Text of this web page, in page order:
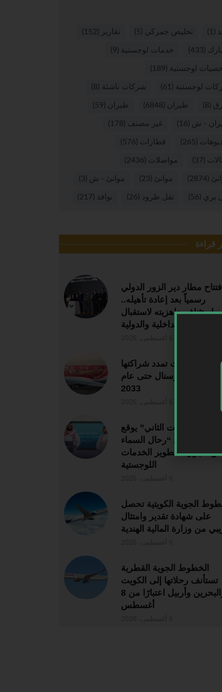
(1) تخليص جمركي (5) تقارير (152)
(433) خدمات لوجستية (9)
لوجستية (189)
لوجستية (61) شركات ناشئة (8)
(8) طيران (6848) طيران (59)
- ش (16) غير مصنف (178)
(265) قطارات (576)
(37) مواصلات (2436)
(2874) موانئ (23) موانئ - ش (3)
بري (56) نقل طرود (26) نوافذ (217)
قراءة
مطار دير الزور الدولي
رسمياً بعد إعادة تأهيله..
واستئناف جاهزيته لاستقبال
الرحلات الداخلية والدولية
الإمارات تمدد شراكتها
مع أرسنال حتى عام
2033
“تجمع مطارات الثاني” يوقع
تفاهم مع “رحال السماء
الجوي” لتطوير الخدمات
اللوجستية
الجوية الكويتية تحصل
على شهادة تقدير وامتثال
من وزارة المالية الهندية
الخطوط الجوية القطرية
تستأنف رحلاتها إلى الكويت
والبحرين وأربيل اعتبارًا من 8
أغسطس